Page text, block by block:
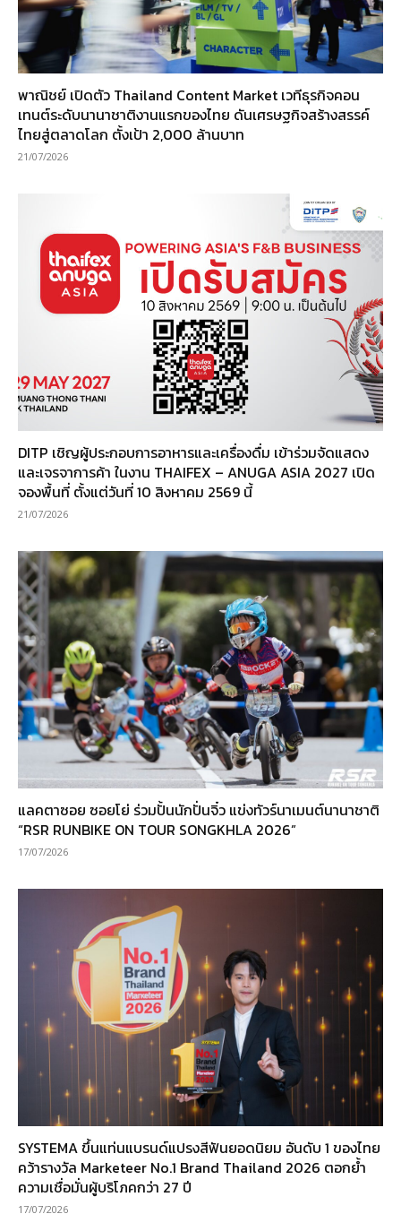
พาณิชย์ เปิดตัว Thailand Content Market เวทีธุรกิจคอน
เทนต์ระดับนานาชาติงานแรกของไทย ดันเศรษฐกิจสร้างสรรค์
ไทยสู่ตลาดโลก ตั้งเป้า 2,000 ล้านบาท
21/07/2026
DITP เชิญผู้ประกอบการอาหารและเครื่องดื่ม เข้าร่วมจัดแสดง
และเจรจาการค้า ในงาน THAIFEX – ANUGA ASIA 2027 เปิด
จองพื้นที่ ตั้งแต่วันที่ 10 สิงหาคม 2569 นี้
21/07/2026
แลคตาซอย ซอยโย่ ร่วมปั้นนักปั่นจิ๋ว แข่งทัวร์นาเมนต์นานาชาติ
“RSR RUNBIKE ON TOUR SONGKHLA 2026”
17/07/2026
SYSTEMA ขึ้นแท่นแบรนด์แปรงสีฟันยอดนิยม อันดับ 1 ของไทย
คว้ารางวัล Marketeer No.1 Brand Thailand 2026 ตอกย้ำ
ความเชื่อมั่นผู้บริโภคกว่า 27 ปี
17/07/2026